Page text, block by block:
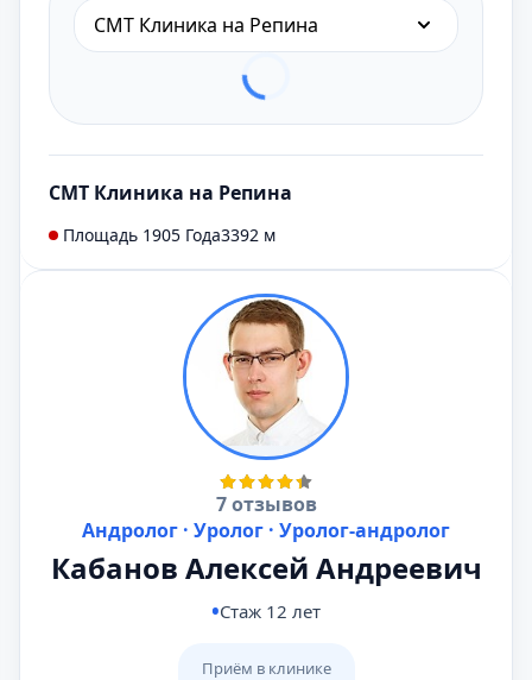
СМТ Клиника на Репина
СМТ Клиника на Репина
Площадь 1905 Года3392 м
7 отзывов
Андролог · Уролог · Уролог-андролог
Кабанов Алексей Андреевич
Стаж 12 лет
Приём в клинике